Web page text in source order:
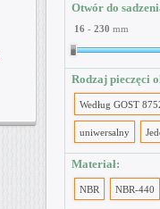
Otwór do
16 - 230 mm
Rodzaj pieczęci
Według GOST
uniwersalny
Materiał:
NBR NBR-440